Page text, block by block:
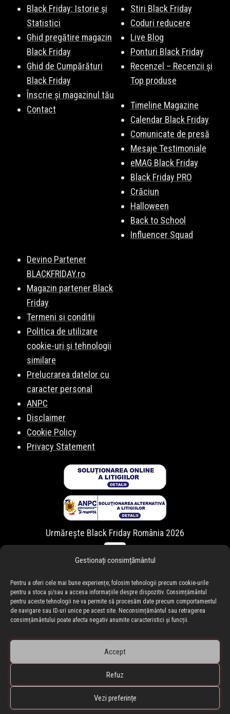
Gestionați consimțământul
Pentru a oferi cele mai bune experiențe, folosim tehnologii precum cookie-urile
pentru a stoca și/sau a accesa informațiile despre dispozitiv. Consimțământul
pentru aceste tehnologii ne va permite să procesăm date precum comportamentul
de navigare sau ID-uri unice pe acest site. Neconsimțământul sau retragerea
consimțământului poate afecta negativ anumite caracteristici și funcții.
Accept
Refuz
Vezi preferințe
Black Friday: Istorie și
Statistici
Ghid pregătire magazin
Black Friday
Ghid de Cumpărături
Black Friday
Înscrie și magazinul tău
Contact
Stiri Black Friday
Coduri reducere
Live Blog
Ponturi Black Friday
Recenzel – Recenzii și
Top produse
Timeline Magazine
Calendar Black Friday
Comunicate de presă
Mesaje Testimoniale
eMAG Black Friday
Black Friday PRO
Crăciun
Halloween
Back to School
Influencer Squad
Devino Partener
BLACKFRIDAY.ro
Magazin partener Black
Friday
Termeni si conditii
Politica de utilizare
cookie-uri și tehnologii
similare
Prelucrarea datelor cu
caracter personal
ANPC
Disclaimer
Cookie Policy
Privacy Statement
Urmărește Black Friday România 2026
🇷🇴 blackfriday.ro•🇧🇬 blackfriday.bg
BLACKFRIDAY.ro • Black Friday Romania ® Copyright © 2010-
2026